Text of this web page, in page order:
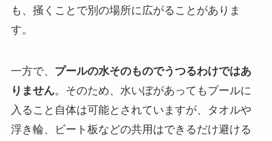
も、掻くことで別の場所に広がることがありま
す。
一方で、 プールの水そのものでうつるわけではあ
りません。そのため、水いぼがあってもプールに
入ること自体は可能とされていますが、タオルや
浮き輪、ビート板などの共用はできるだけ避ける